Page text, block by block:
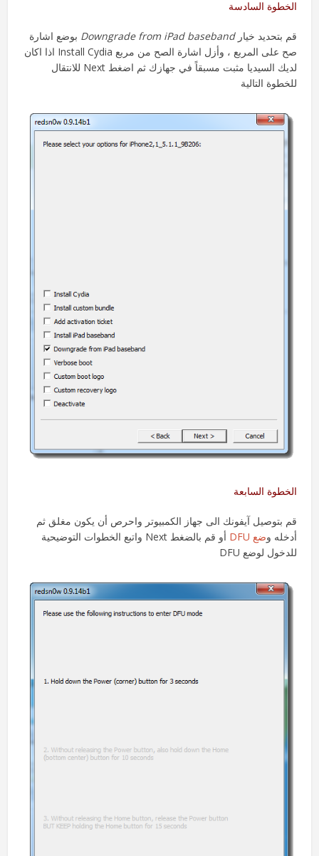
الخطوة السادسة
قم بتحديد خيارDowngrade from iPad baseband بوضع اشارة
صح على المربع ، وأزل اشارة الصح من مربع Install Cydia اذا اكان
لديك السيديا مثبت مسبقاً في جهازك ثم اضغط Next للانتقال
للخطوة التالية
الخطوة السابعة
قم بتوصيل آيفونك الى جهاز الكمبيوتر واحرص أن يكون مغلق ثم
أدخله وضع DFU
أو قم بالضغط Next واتبع الخطوات التوضيحية
للدخول لوضع DFU